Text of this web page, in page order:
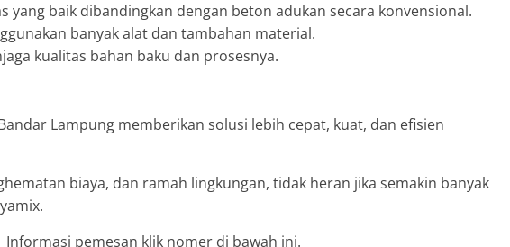
yang baik dibandingkan dengan beton adukan secara konvensional.
banyak alat dan tambahan material.
kualitas bahan baku dan prosesnya.
Lampung memberikan solusi lebih cepat, kuat, dan efisien
biaya, dan ramah lingkungan, tidak heran jika semakin banyak
Informasi pemesan klik nomer di bawah ini.